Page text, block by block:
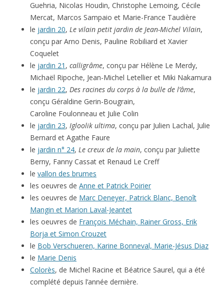
Guehria, Nicolas Houdin, Christophe Lemoing, Cécile
Mercat, Marcos Sampaio et Marie-France Taudière
le jardin 20, Le vilain petit jardin de Jean-Michel Vilain,
conçu par Arno Denis, Pauline Robiliard et Xavier
Coquelet
le jardin 21 , calligrâme, conçu par Hélène Le Merdy,
Michaël Ripoche, Jean-Michel Letellier et Miki Nakamura
le jardin 22, Des racines du corps à la bulle de l’âme,
conçu Géraldine Gerin-Bougrain,
Caroline Foulonneau et Julie Colin
le jardin 23, Igloolik ultima, conçu par Julien Lachal, Julie
Bernard et Agathe Faure
le jardin n° 24, Le creux de la main, conçu par Juliette
Berny, Fanny Cassat et Renaud Le Creff
le vallon des brumes
les oeuvres de Anne et Patrick Poirier
les oeuvres de Marc Deneyer, Patrick Blanc, Benoît
Mangin et Marion Laval-Jeantet
les oeuvres de François Méchain, Rainer Gross, Erik
Borja et Simon Crouzet
le Bob Verschueren, Karine Bonneval, Marie-Jésus Diaz
le Marie Denis
Colorès, de Michel Racine et Béatrice Saurel, qui a été
complété depuis l’année dernière.